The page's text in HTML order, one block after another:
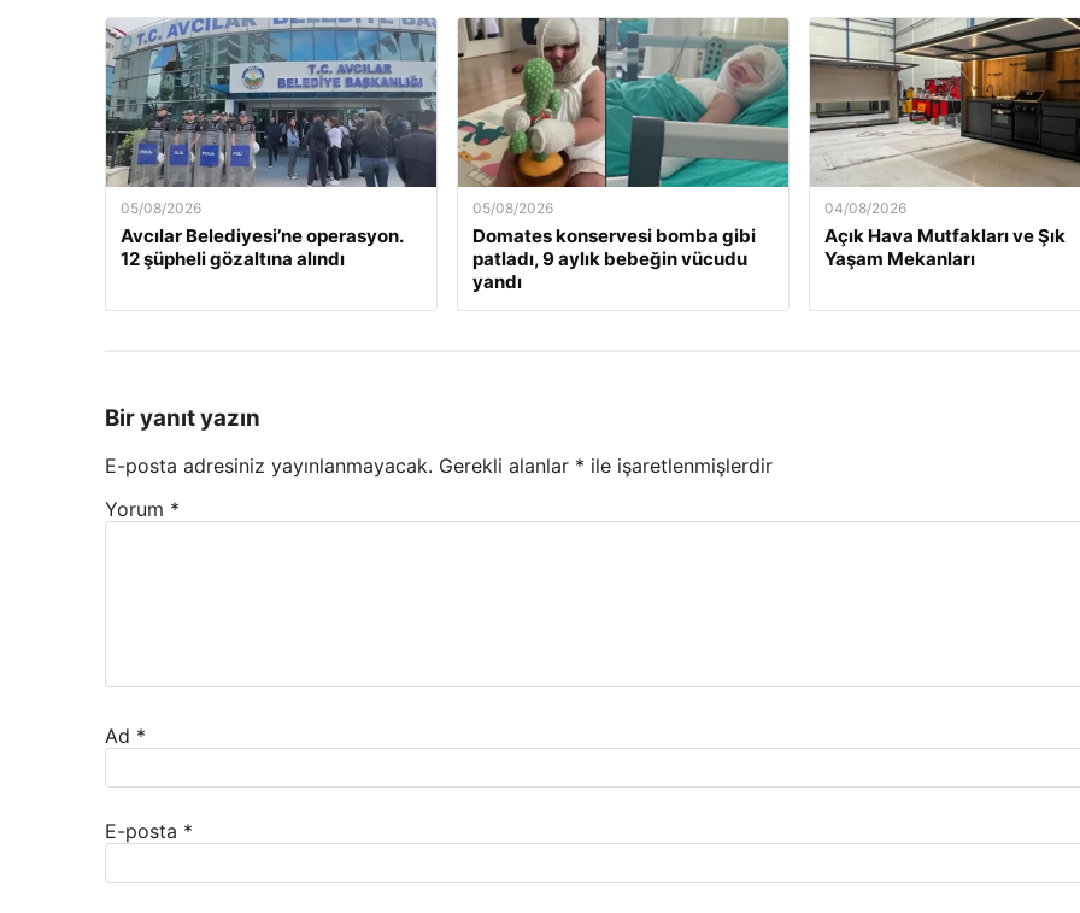
05/08/2026
Avcılar Belediyesi’ne operasyon.
12 şüpheli gözaltına alındı
05/08/2026
Domates konservesi bomba gibi
patladı, 9 aylık bebeğin vücudu
yandı
04/08/2026
Açık Hava Mutfakları ve Şık
Yaşam Mekanları
Bir yanıt yazın
E-posta adresiniz yayınlanmayacak. Gerekli alanlar * ile işaretlenmişlerdir
Yorum *
Ad *
E-posta *